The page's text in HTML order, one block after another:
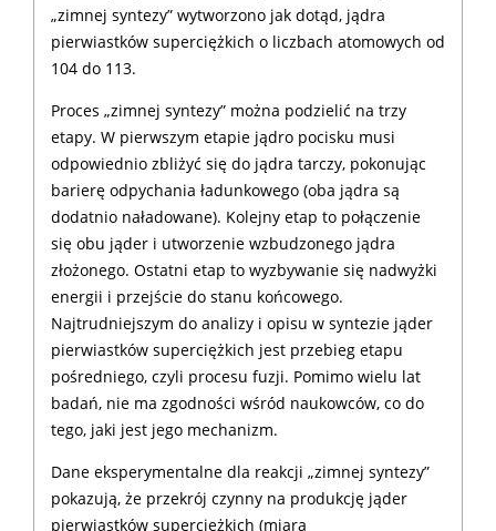
„zimnej syntezy” wytworzono jak dotąd, jądra
pierwiastków superciężkich o liczbach atomowych od
104 do 113.
Proces „zimnej syntezy” można podzielić na trzy
etapy. W pierwszym etapie jądro pocisku musi
odpowiednio zbliżyć się do jądra tarczy, pokonując
barierę odpychania ładunkowego (oba jądra są
dodatnio naładowane). Kolejny etap to połączenie
się obu jąder i utworzenie wzbudzonego jądra
złożonego. Ostatni etap to wyzbywanie się nadwyżki
energii i przejście do stanu końcowego.
Najtrudniejszym do analizy i opisu w syntezie jąder
pierwiastków superciężkich jest przebieg etapu
pośredniego, czyli procesu fuzji. Pomimo wielu lat
badań, nie ma zgodności wśród naukowców, co do
tego, jaki jest jego mechanizm.
Dane eksperymentalne dla reakcji „zimnej syntezy”
pokazują, że przekrój czynny na produkcję jąder
pierwiastków superciężkich (miara